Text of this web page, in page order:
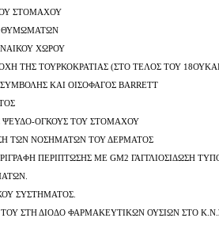
ΣΤΟΜΑΧΟΥ
ΘΥΜΩΜΑΤΩΝ
ΧΩΡΟΥ
ΤΗΣ ΤΟΥΡΚΟΚΡΑΤΙΑΣ (ΣΤΟ ΤΕΛΟΣ ΤΟΥ
ΚΑΙ ΟΙΣΟΦΑΓΟΣ BARRETT
ΨΕΥΔΟ-ΟΓΚΟΥΣ ΤΟΥ ΣΤΟΜΑΧΟΥ
ΤΩΝ ΝΟΣΗΜΑΤΩΝ ΤΟΥ ΔΕΡΜΑΤΟΣ
ΠΕΡΙΠΤΩΣΗΣ ΜΕ GM2 ΓΑΓΓΛΙΟΣΙΔΩΣΗ
ΣΥΣΤΗΜΑΤΟΣ.
ΣΤΗ ΔΙΟΔΟ ΦΑΡΜΑΚΕΥΤΙΚΩΝ ΟΥΣΙΩΝ ΣΤΟ